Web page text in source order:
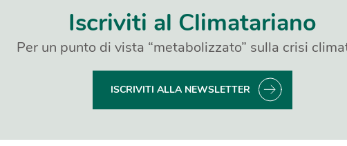
Iscriviti al Climatariano
Per un punto di vista “metabolizzato” sulla crisi
ISCRIVITI ALLA NEWSLETTER